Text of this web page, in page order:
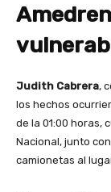
Judith Cabrera,
los hechos
de la 01:00 horas,
Nacional, junto
camionetas al